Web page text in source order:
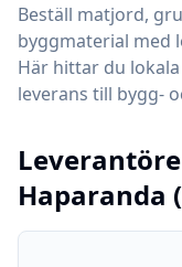
Beställ matjord,
byggmaterial med
Här hittar du
leverans till bygg-
Haparanda (